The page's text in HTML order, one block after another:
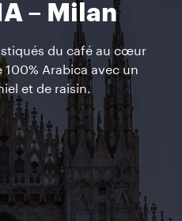
– Milan
du café au cœur
100% Arabica avec un
et de raisin.